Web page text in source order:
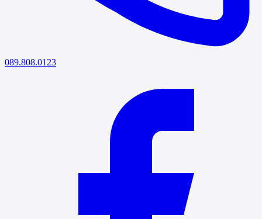
089.808.0123